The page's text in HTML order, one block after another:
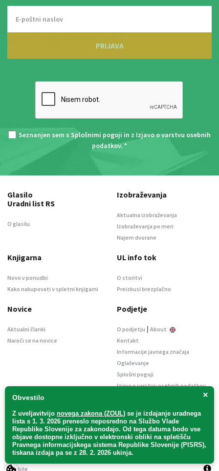
PRIJAVA
Seznanjen sem s Splošnimi pogoji in z Izjavo o varstvu osebnih
podatkov. *
×
Obvestilo
Z uveljavitvijo novega zakona (ZOUL) se je izdajanje uradnega
lista s 1. 3. 2026 preneslo neposredno na Službo Vlade
Republike Slovenije za zakonodajo. Od tega datuma bodo vse
objave dostopne izključno v elektronski obliki na spletišču
Pravnega informacijskega sistema Republike Slovenije (PISRS),
tiskana izdaja pa se z 28. 2. 2026 ukinja.
Glasilo
Uradni list RS
O glasilu
Izobraževanja
Aktualna izobraževanja
Izobraževanja po meri
Najem dvorane
Knjigarna
Novo v ponudbi
Kako nakupovati v spletni knjigarni
UL info tok
O storitvi
Preizkusi brezplačno
Novice
Aktualni članki
Naroči se na novice
Podjetje
O podjetju | About
Kontakt
Informacije javnega značaja
Oglaševanje
Splošni pogoji
Izjava o varstvu osebnih podatkov
Uradni list d. o. o. – v likvidaciji / Vse pravice pridržane.
2Mobile